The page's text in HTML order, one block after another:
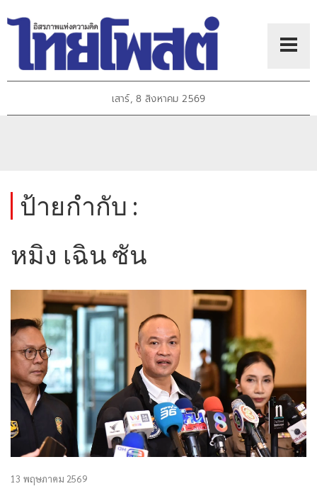
เสาร์, 8 สิงหาคม 2569
ป้ายกำกับ :
หมิง เฉิน ซัน
13 พฤษภาคม 2569